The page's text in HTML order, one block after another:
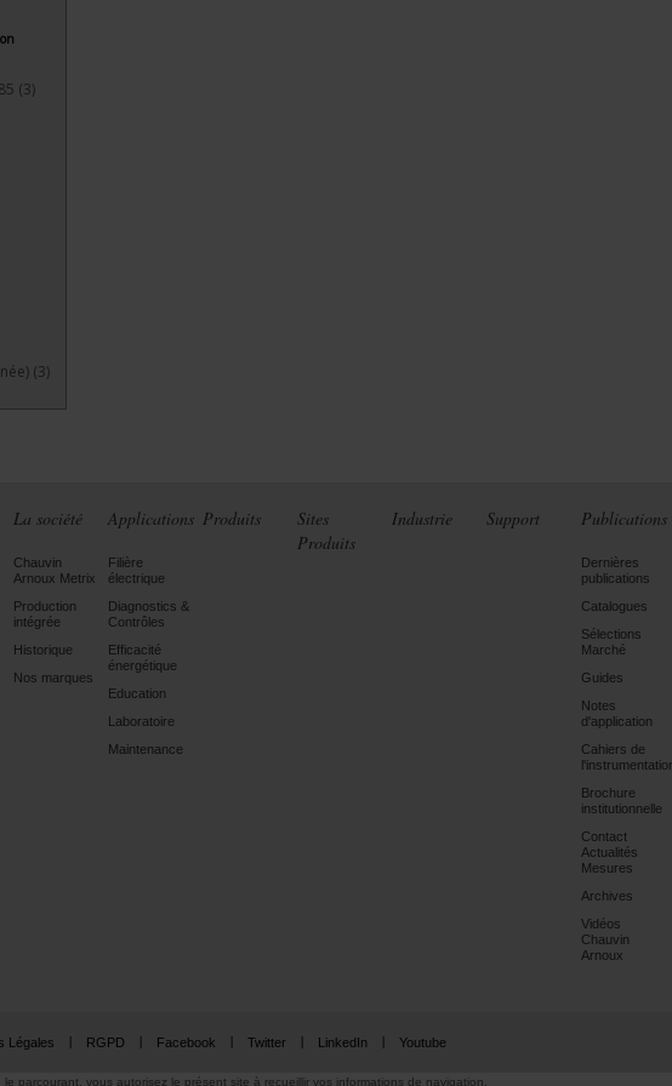
(3)
(3)
La société
Chauvin
Arnoux Metrix
Production
intégrée
Historique
Nos marques
Applications
Filière
électrique
Diagnostics &
Contrôles
Efficacité
énergétique
Education
Laboratoire
Maintenance
Produits
Sites
Produits
Industrie Support Publications
Dernières
publications
Catalogues
Sélections
Marché
Guides
Notes
d'application
Cahiers de
Brochure
institutionnelle
Contact
Actualités
Mesures
Archives
Vidéos
Chauvin
Arnoux
Légales RGPD Facebook Twitter LinkedIn Youtube
parcourant, vous autorisez le présent site à recueillir vos informations de navigation.